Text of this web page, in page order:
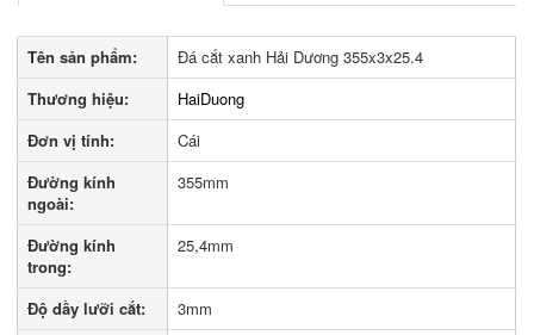
Tên sản phẩm:
Đá cắt xanh Hải Dương 355x3x25.4
Thương hiệu:
HaiDuong
Đơn vị tính:
Cái
Đường kính
ngoài:
355mm
Đường kính
trong:
25,4mm
Độ dầy lưỡi cắt: 3mm